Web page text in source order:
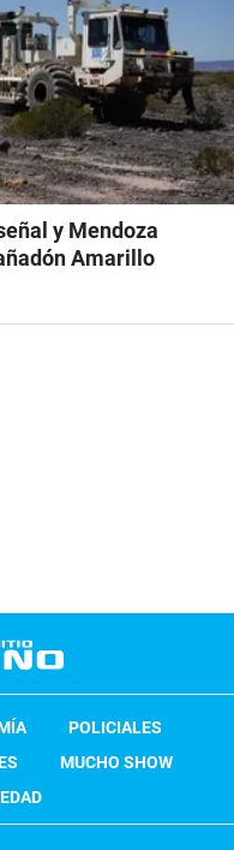
y Mendoza
Amarillo
POLICIALES
MUCHO SHOW